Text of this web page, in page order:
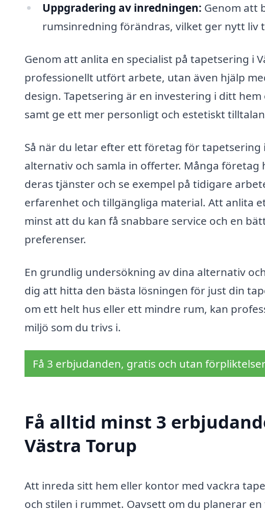
Uppgradering av inredningen: Genom att
rumsinredning förändras, vilket ger nytt liv
Genom att anlita en specialist på tapetsering i
professionellt utfört arbete, utan även hjälp
design. Tapetsering är en investering i ditt
samt ge ett mer personligt och estetiskt
Så när du letar efter ett företag för tapetsering
alternativ och samla in offerter. Många
deras tjänster och se exempel på tidigare
erfarenhet och tillgängliga material. Att anlita
minst att du kan få snabbare service och en
preferenser.
En grundlig undersökning av dina alternativ
dig att hitta den bästa lösningen för just din
om ett helt hus eller ett mindre rum, kan
miljö som du trivs i.
Få 3 erbjudanden, gratis och utan
Få alltid minst 3
Västra Torup
Att inreda sitt hem eller kontor med vackra
och stilen i rummet. Oavsett om du planerar